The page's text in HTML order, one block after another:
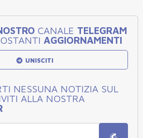
CANALE TELEGRAM
AGGIORNAMENTI
UNISCITI
NESSUNA NOTIZIA SUL
ALLA NOSTRA